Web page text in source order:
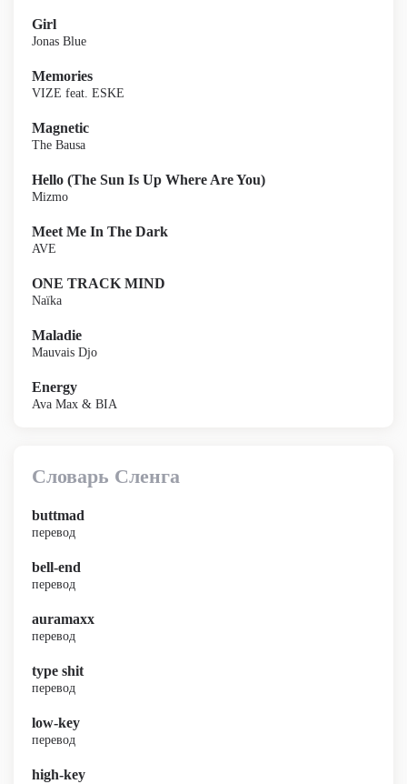
Girl
Jonas Blue
Memories
VIZE feat. ESKE
Magnetic
The Bausa
Hello (The Sun Is Up Where Are You)
Mizmo
Meet Me In The Dark
AVE
ONE TRACK MIND
Naïka
Maladie
Mauvais Djo
Energy
Ava Max & BIA
Словарь Сленга
buttmad
перевод
bell-end
перевод
auramaxx
перевод
type shit
перевод
low-key
перевод
high-key